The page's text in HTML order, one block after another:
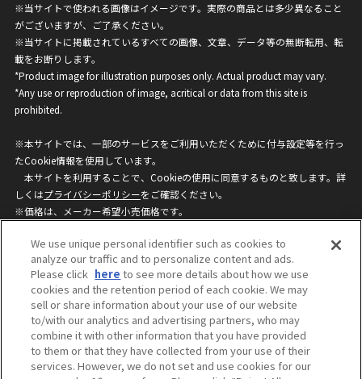
※当サイトで使われる画像はイメージです。実際の商品とは多少異なること
がございますが、ご了承ください。
※当サイトに掲載されているすべての画像、文章、データ等の無断転用、転
載をお断りします。
*Product image for illustration purposes only. Actual product may vary.
*Any use or reproduction of image, acritical or data from this site is
prohibited.
※本サイトでは、一部のサービスをご利用いただくために付与設定等を行っ
たCookie情報を使用しています。
本サイトを利用することで、Cookieの使用に同意するものと致します。詳
しくはプライバシーポリシーをご確認ください。
※価格は、メーカー希望小売価格です。
ざいますのでご了承ください。
privacypolicy
Do Not Sell or Share My
Personal Information
ウェブサイトご利用条件
ソーシャルメディアポリシー
個人情報保護方針
お問い合わせ
We use unique personal identifier such as cookies to
analyze our traffic and to personalize content and ads.
Please click here to see more details about how we use
cookies and the retention period of each cookie. We may
sell or share information about your use of our website
to/with our analytics and advertising partners, who may
combine it with other information that you have provided
to them or that they have collected from your use of their
services. However, we do not set and use cookies for our